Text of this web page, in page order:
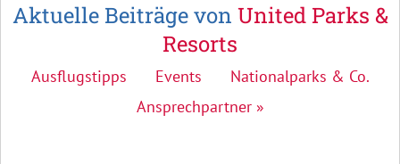
Aktuelle Beiträge von United Parks &
Resorts
Ausflugstipps Events
Nationalparks & Co.
Ansprechpartner »